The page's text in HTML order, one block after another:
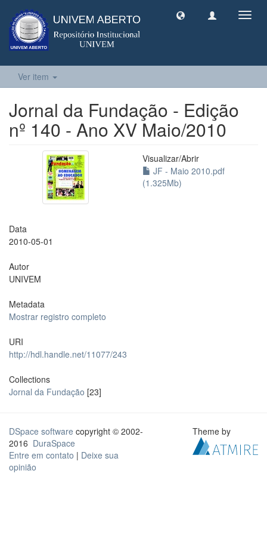
Ver item
Jornal da Fundação - Edição
nº 140 - Ano XV Maio/2010
Visualizar/Abrir
JF - Maio 2010.pdf
(1.325Mb)
Data
2010-05-01
Autor
UNIVEM
Metadata
Mostrar registro completo
URI
http://hdl.handle.net/11077/243
Collections
Jornal da Fundação [23]
DSpace software copyright © 2002-
2016 DuraSpace
Entre em contato | Deixe sua
opinião
Theme by